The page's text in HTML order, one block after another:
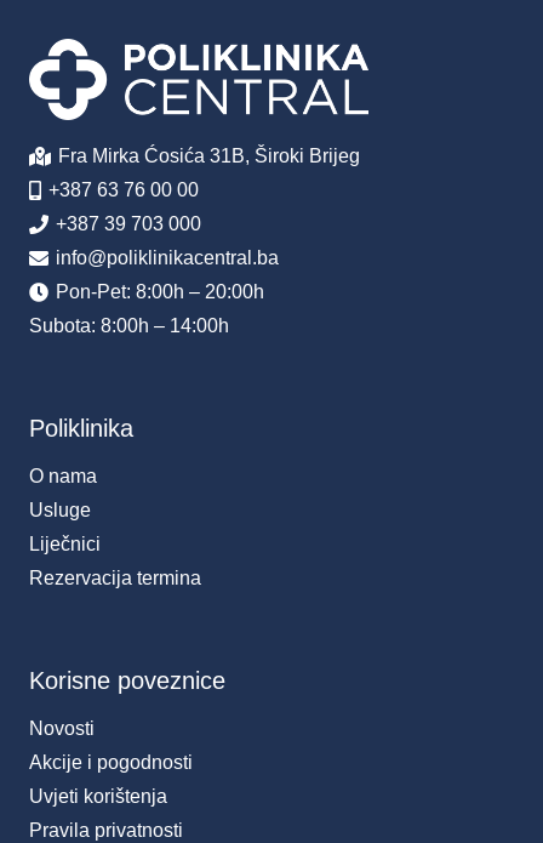
Fra Mirka Ćosića 31B, Široki Brijeg
+387 63 76 00 00
+387 39 703 000
info@poliklinikacentral.ba
Pon-Pet: 8:00h – 20:00h
Subota: 8:00h – 14:00h
Poliklinika
O nama
Usluge
Liječnici
Rezervacija termina
Korisne poveznice
Novosti
Akcije i pogodnosti
Uvjeti korištenja
Pravila privatnosti